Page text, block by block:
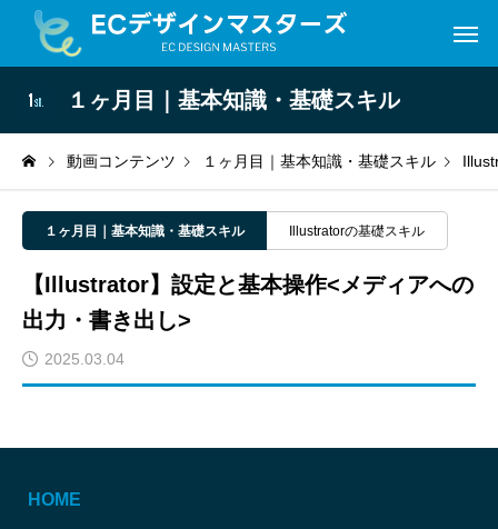
１ヶ月目｜基本知識・基礎スキル
動画コンテンツ １ヶ月目｜基本知識・基礎スキル
１ヶ月目｜基本知識・基礎スキル Illustratorの基礎スキル
【Illustrator】設定と基本操作<メディアへの
出力・書き出し>
2025.03.04
HOME